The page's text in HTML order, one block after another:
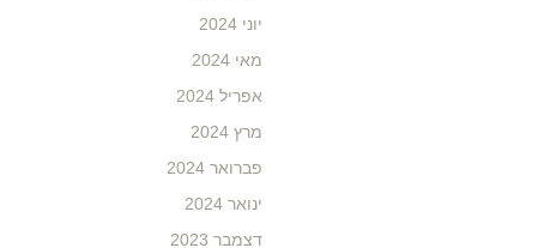
יוני 2024
מאי 2024
אפריל 2024
מרץ 2024
פברואר 2024
ינואר 2024
דצמבר 2023